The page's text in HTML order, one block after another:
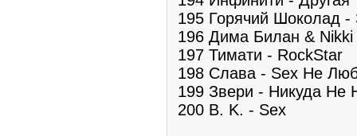
195 Горячий Шоколад -
196 Дима Билан &
197 Тимати - RockStar
198 Слава - Sex Не
199 Звери - Никуда Не
200 B. K. - Sex